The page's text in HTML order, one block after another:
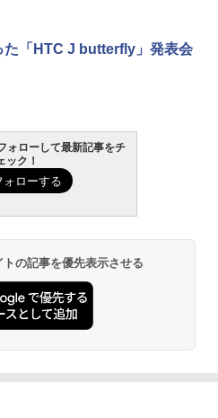
た「HTC J butterfly」発表会
ォローして最新記事をチ
ック！
の記事を優先表示させる